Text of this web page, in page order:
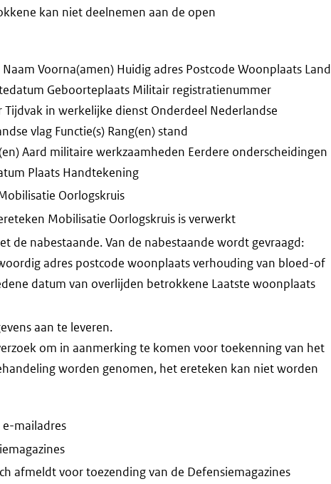
kan niet deelnemen aan de open
Voorna(amen) Huidig adres Postcode Woonplaats Land
Geboorteplaats Militair registratienummer
in werkelijke dienst Onderdeel Nederlandse
vlag Functie(s) Rang(en) stand
Aard militaire werkzaamheden Eerdere onderscheidingen
Plaats Handtekening
Oorlogskruis
Mobilisatie Oorlogskruis is verwerkt
de nabestaande. Van de nabestaande wordt gevraagd:
adres postcode woonplaats verhouding van bloed-of
datum van overlijden betrokkene Laatste woonplaats
aan te leveren.
om in aanmerking te komen voor toekenning van het
worden genomen, het ereteken kan niet worden
e-mailadres
afmeldt voor toezending van de Defensiemagazines